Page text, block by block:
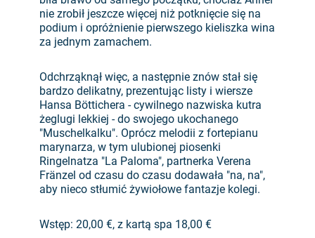
nie zrobił jeszcze więcej niż potknięcie się na
podium i opróżnienie pierwszego kieliszka wina
za jednym zamachem.
Odchrząknął więc, a następnie znów stał się
bardzo delikatny, prezentując listy i wiersze
Hansa Böttichera - cywilnego nazwiska kutra
żeglugi lekkiej - do swojego ukochanego
"Muschelkalku". Oprócz melodii z fortepianu
marynarza, w tym ulubionej piosenki
Ringelnatza "La Paloma", partnerka Verena
Fränzel od czasu do czasu dodawała "na, na",
aby nieco stłumić żywiołowe fantazje kolegi.
Wstęp: 20,00 €, z kartą spa 18,00 €